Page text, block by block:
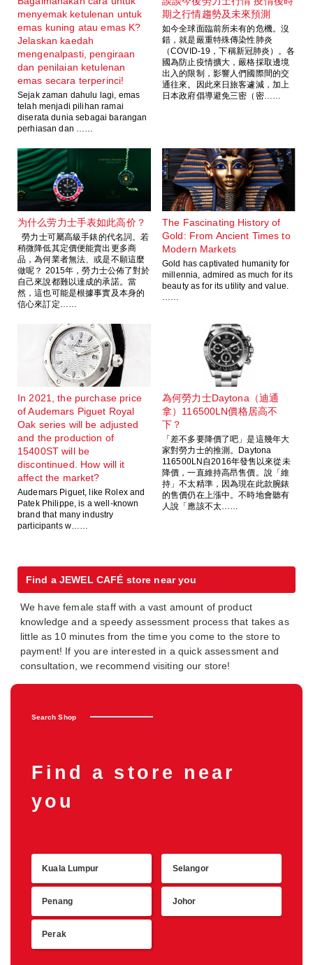
menyemak ketulenan untuk
emas kuning atau emas K?
Jelaskan kaedah
mengenalpasti, pengiraan
dan penilaian ketulenan
emas secara terperinci!
Sejak zaman dahulu lagi, emas
telah menjadi pilihan ramai
diserata dunia sebagai barangan
perhiasan dan ……
期之行情趨勢及未來預測
如今全球面臨前所未有的危機。沒
錯，就是嚴重特殊傳染性肺炎
（COVID-19，下稱新冠肺炎）。各
國為防止疫情擴大，嚴格採取邊境
出入的限制，影響人們國際間的交
通往來。因此來日旅客遽減，加上
日本政府倡導避免三密（密……
为什么劳力士手表如此高价？
勞力士可屬高級手錶的代名詞。若
稍微降低其定價便能賣出更多商
品，為何業者無法、或是不願這麼
做呢？ 2015年，勞力士公佈了對於
自己來說都難以達成的承諾。當
然，這也可能是根據事實及本身的
信心來訂定……
The Fascinating History of
Gold: From Ancient Times to
Modern Markets
Gold has captivated humanity for
millennia, admired as much for its
beauty as for its utility and value.
……
In 2021, the purchase price
of Audemars Piguet Royal
Oak series will be adjusted
and the production of
15400ST will be
discontinued. How will it
affect the market?
Audemars Piguet, like Rolex and
Patek Philippe, is a well-known
brand that many industry
participants w……
為何勞力士Daytona（迪通
拿）116500LN價格居高不
下？
「差不多要降價了吧」是這幾年大
家對勞力士的推測。Daytona
116500LN自2016年發售以來從未
降價，一直維持高昂售價。說「維
持」不太精準，因為現在此款腕錶
的售價仍在上漲中。不時地會聽有
人說「應該不太……
Find a JEWEL CAFÉ store near you
We have female staff with a vast amount of product
knowledge and a speedy assessment process that takes as
little as 10 minutes from the time you come to the store to
payment! If you are interested in a quick assessment and
consultation, we recommend visiting our store!
Search Shop
Find a store near
you
Kuala Lumpur Selangor
Penang Johor
Perak